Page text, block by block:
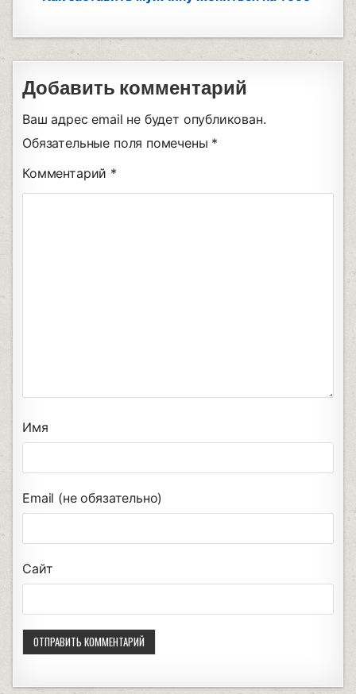
Добавить комментарий
Ваш адрес email не будет опубликован.
Обязательные поля помечены *
Комментарий *
Имя
Email (не обязательно)
Сайт